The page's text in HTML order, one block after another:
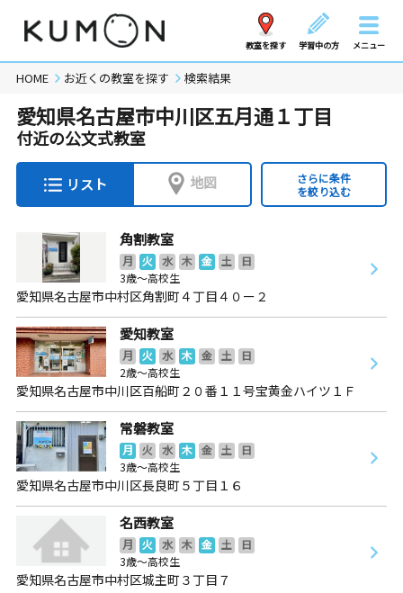
教室を探す 学習中の方 メニュー
HOME お近くの教室を探す 検索結果
愛知県名古屋市中川区五月通１丁目
付近の公文式教室
リスト 地図
さらに条件
を絞り込む
角割教室
月 火 水 木 金 土
日
3歳～高校生
愛知県名古屋市中村区角割町４丁目４０ー２
愛知教室
月 火 水 木 金 土
日
2歳～高校生
愛知県名古屋市中川区百船町２０番１１号宝黄金ハイツ１Ｆ
常磐教室
月 火 水 木 金 土
日
3歳～高校生
愛知県名古屋市中川区長良町５丁目１６
名西教室
月 火 水 木 金 土
日
3歳～高校生
愛知県名古屋市中村区城主町３丁目７